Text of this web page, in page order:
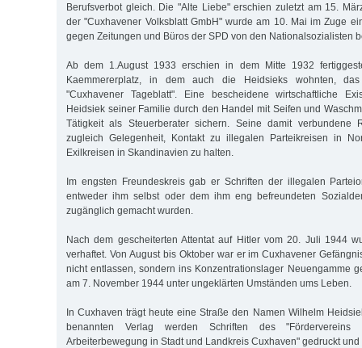
Berufsverbot gleich. Die "Alte Liebe" erschien zuletzt am 15.
der "Cuxhavener Volksblatt GmbH" wurde am 10. Mai im Zuge
gegen Zeitungen und Büros der SPD von den Nationalsozialisten
Ab dem 1.August 1933 erschien in dem Mitte 1932
Kaemmererplatz, in dem auch die Heidsieks wohnten, das
"Cuxhavener Tageblatt". Eine bescheidene wirtschaftliche
Heidsiek seiner Familie durch den Handel mit Seifen und
Tätigkeit als Steuerberater sichern. Seine damit verbundene
zugleich Gelegenheit, Kontakt zu illegalen Parteikreisen in
Exilkreisen in Skandinavien zu halten.
Im engsten Freundeskreis gab er Schriften der illegalen
entweder ihm selbst oder dem ihm eng befreundeten
zugänglich gemacht wurden.
Nach dem gescheiterten Attentat auf Hitler vom 20. Juli 1944
verhaftet. Von August bis Oktober war er im Cuxhavener
nicht entlassen, sondern ins Konzentrationslager Neuengamme
am 7. November 1944 unter ungeklärten Umständen ums Leben.
In Cuxhaven trägt heute eine Straße den Namen Wilhelm
benannten Verlag werden Schriften des
Arbeiterbewegung in Stadt und Landkreis Cuxhaven" gedruckt und